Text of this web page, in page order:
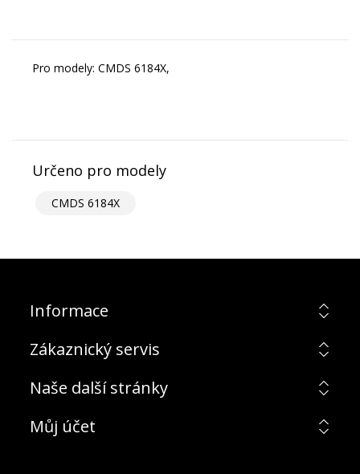
Pro modely: CMDS 6184X,
Určeno pro modely
CMDS 6184X
Informace
Zákaznický servis
Naše další stránky
Můj účet